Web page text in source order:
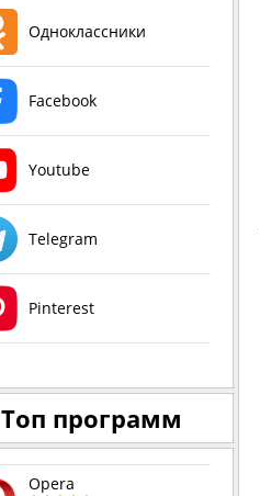
Одноклассники
Facebook
Youtube
Telegram
Pinterest
Топ программ
Opera